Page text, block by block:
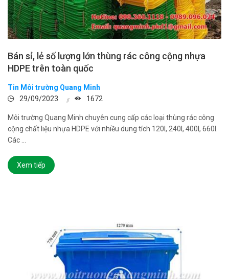
Bán sỉ, lẻ số lượng lớn thùng rác công cộng nhựa
HDPE trên toàn quốc
Tin Môi trường Quang Minh
29/09/2023
1672
Môi trường Quang Minh chuyên cung cấp các loại thùng rác công
cộng chất liệu nhựa HDPE với nhiều dung tích 120l, 240l, 400l, 660l.
Các ...
Xem tiếp